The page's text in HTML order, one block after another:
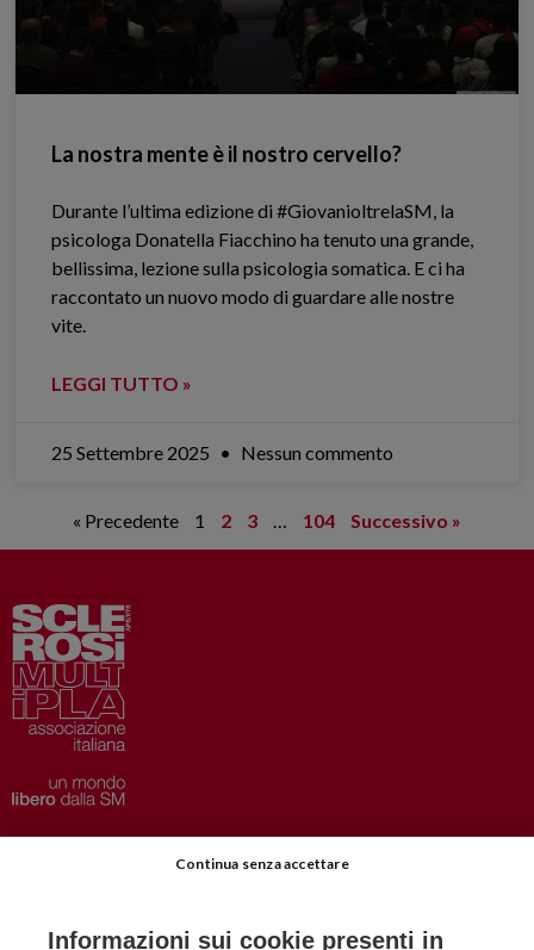
La nostra mente è il nostro cervello?
Durante l’ultima edizione di #GiovanioltrelaSM, la
psicologa Donatella Fiacchino ha tenuto una grande,
bellissima, lezione sulla psicologia somatica. E ci ha
raccontato un nuovo modo di guardare alle nostre
vite.
LEGGI TUTTO »
25 Settembre 2025 Nessun commento
« Precedente 1 2 3 104 Successivo »
Privacy–Disclaimer
Informazioni sui cookie presenti in
Continua senza accettare